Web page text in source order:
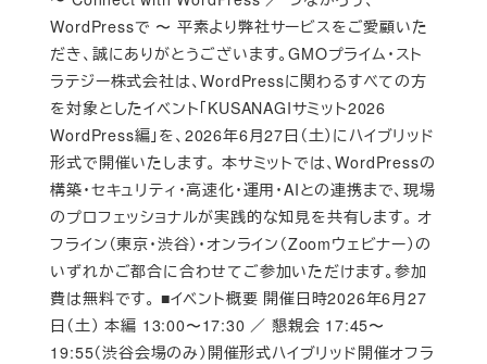
WordPressで 〜 平素より弊社サービスをご愛顧いた
だき、誠にありがとうございます。GMOプライム・スト
ラテジー株式会社は、WordPressに関わるすべての方
を対象としたイベント「KUSANAGIサミット2026
WordPress編」を、2026年6月27日（土）にハイブリッド
形式で開催いたします。 本サミットでは、WordPressの
構築・セキュリティ・高速化・運用・AIとの連携まで、現場
のプロフェッショナルが実践的な知見を共有します。 オ
フライン（東京・渋谷）・オンライン（Zoomウェビナー）の
いずれかご都合に合わせてご参加いただけます。参加
費は無料です。 ■イベント概要 開催日時2026年6月27
日（土） 本編 13:00〜17:30 ／ 懇親会 17:45〜
19:55（渋谷会場のみ）開催形式ハイブリッド開催オフラ